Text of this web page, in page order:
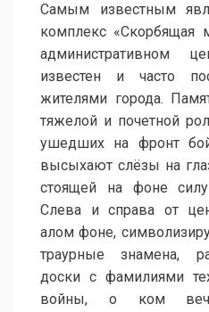
Самым известным
комплекс «Скорбящая
административном
известен и часто
жителями города.
тяжелой и почетной
ушедших на фронт
высыхают слёзы на
стоящей на фоне
Слева и справа от
алом фоне,
траурные знамена,
доски с фамилиями
войны, о ком